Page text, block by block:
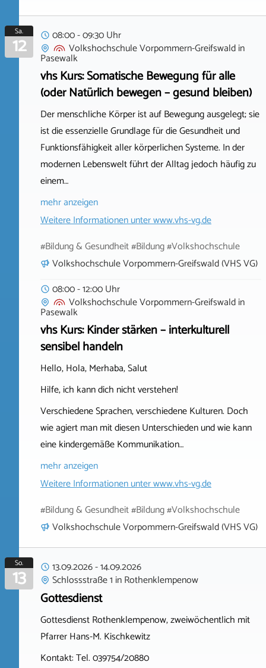
Sa.
12
08:00 - 09:30 Uhr
Volkshochschule Vorpommern-Greifswaldin
Pasewalk
vhs Kurs: Somatische Bewegung für alle
(oder Natürlich bewegen – gesund bleiben)
Der menschliche Körper ist auf Bewegung ausgelegt; sie
ist die essenzielle Grundlage für die Gesundheit und
Funktionsfähigkeit aller körperlichen Systeme. In der
modernen Lebenswelt führt der Alltag jedoch häufig zu
einem…
mehr anzeigen
Weitere Informationen unterwww.vhs-vg.de
#Bildung & Gesundheit #Bildung #Volkshochschule
Volkshochschule Vorpommern-Greifswald (VHS VG)
08:00 - 12:00 Uhr
Volkshochschule Vorpommern-Greifswaldin
Pasewalk
vhs Kurs: Kinder stärken – interkulturell
sensibel handeln
Hello, Hola, Merhaba, Salut
Hilfe, ich kann dich nicht verstehen!
Verschiedene Sprachen, verschiedene Kulturen. Doch
wie agiert man mit diesen Unterschieden und wie kann
eine kindergemäße Kommunikation…
mehr anzeigen
Weitere Informationen unterwww.vhs-vg.de
#Bildung & Gesundheit #Bildung #Volkshochschule
Volkshochschule Vorpommern-Greifswald (VHS VG)
So.
13 13.09.2026-14.09.2026
Schlossstraße 1 inRothenklempenow
Gottesdienst
Gottesdienst Rothenklempenow, zweiwöchentlich mit
Pfarrer Hans-M. Kischkewitz
Kontakt: Tel. 039754/20880